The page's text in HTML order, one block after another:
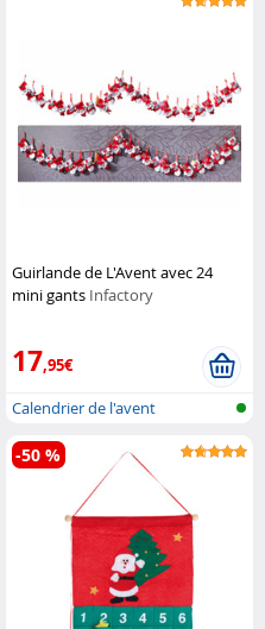
Guirlande de L'Avent avec 24
mini gants Infactory
17,95€
Calendrier de l'avent
-50 %